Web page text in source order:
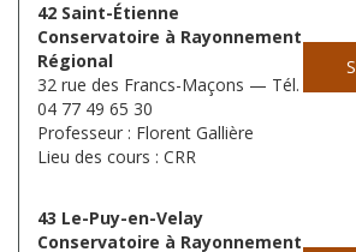
42 Saint-Étienne
Conservatoire à Rayonnement
Régional
32 rue des Francs-Maçons — Tél.
04 77 49 65 30
Professeur : Florent Gallière
Lieu des cours : CRR
43 Le-Puy-en-Velay
Conservatoire à Rayonnement